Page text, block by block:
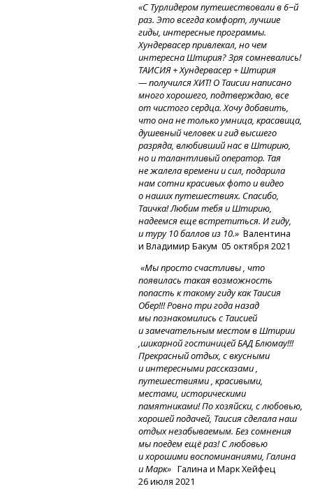
«С Турлидером путешествовали в 6−й
раз. Это всегда комфорт, лучшие
гиды, интересные программы.
Хундервасер привлекал, но чем
интересна Штирия? Зря сомневались!
ТАИСИЯ + Хундервасер + Штирия
— получился ХИТ! О Таисии написано
много хорошего, подтверждаю, все
от чистого сердца. Хочу добавить,
что она не только умница, красавица,
душевный человек и гид высшего
разряда, влюбивший нас в Штирию,
но и талантливый оператор. Тая
не жалела времени и сил, подарила
нам сотни красивых фото и видео
о наших путешествиях. Спасибо,
Таичка! Любим тебя и Штирию,
надеемся еще встретиться. И гиду,
и туру 10 баллов из 10.» Валентина
и Владимир Бакум 05 октября 2021
«Мы просто счастливы , что
появилась такая возможность
попасть к такому гиду как Таисия
Обер!!! Ровно три года назад
мы познакомились с Таисией
и замечательным местом в Штирии
,шикарной гостиницей БАД Блюмау!!!
Прекрасный отдых, с вкусными
и интересными рассказами ,
путешествиями , красивыми,
местами, историческими
памятниками! По хозяйски, с любовью,
хорошей подачей, Таисия сделала наш
отдых незабываемым. Без сомнения
мы поедем ещё раз! С любовью
и хорошими воспоминаниями, Галина
и Марк» Галина и Марк Хейфец
26 июля 2021